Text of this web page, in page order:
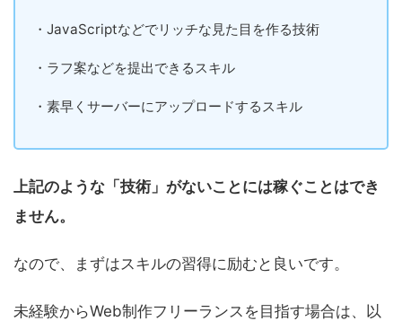
・JavaScriptなどでリッチな見た目を作る技術
・ラフ案などを提出できるスキル
・素早くサーバーにアップロードするスキル
上記のような「技術」がないことには稼ぐことはでき
ません。
なので、まずはスキルの習得に励むと良いです。
未経験からWeb制作フリーランスを目指す場合は、以